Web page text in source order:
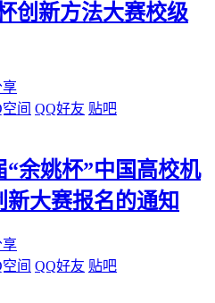
创新方法大赛校级
享
间 QQ好友 贴吧
“余姚杯”中国高校机
大赛报名的通知
享
间 QQ好友 贴吧